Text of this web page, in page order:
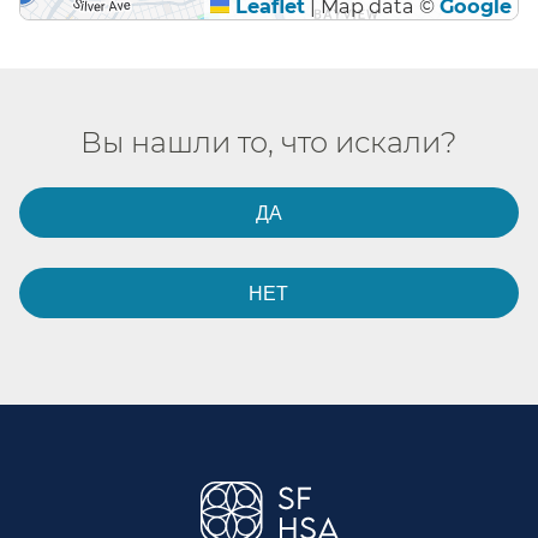
Leaflet |Map data © Google
Вы нашли то, что искали?​​
ДА​​
НЕТ​​